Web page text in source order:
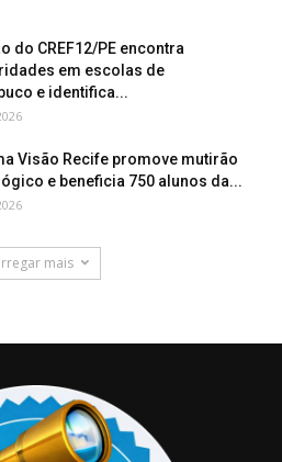
do CREF12/PE encontra
em escolas de
e identifica...
Visão Recife promove mutirão
e beneficia 750 alunos da...
mais